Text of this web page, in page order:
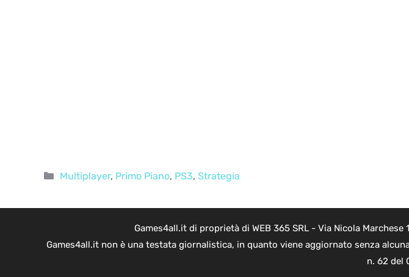
Categorie
Multiplayer, Primo Piano, PS3, Strategia
Games4all.it di proprietà di WEB 365 SRL - Via Nicola
Games4all.it non è una testata giornalistica, in quanto viene aggiornato senza
n. 62 del